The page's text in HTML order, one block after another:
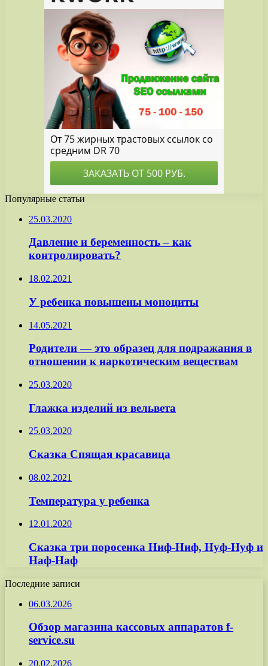
Популярные статьи
25.03.2020
Давление и беременность – как
контролировать?
18.02.2021
У ребенка повышены моноциты
14.05.2021
Родители — это образец для подражания в
отношении к наркотическим веществам
25.03.2020
Глажка изделий из вельвета
25.03.2020
Сказка Спящая красавица
08.02.2021
Температура у ребенка
12.01.2020
Сказка три поросенка Ниф-Ниф, Нуф-Нуф и
Наф-Наф
Последние записи
06.03.2026
Обзор магазина кассовых аппаратов f-
service.su
20.02.2026